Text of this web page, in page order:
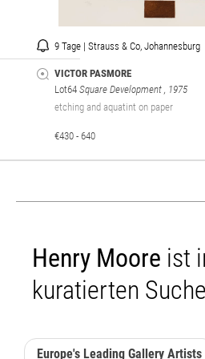
9 Tage | Strauss & Co, Johannesburg
VICTOR PASMORE
Lot64 Square Development , 1975
etching and aquatint on paper
€430 - 640
Henry Moore ist
kuratierten
Europe's Leading Gallery Artists